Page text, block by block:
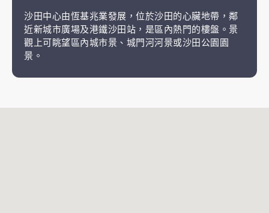
沙田中心由恆基兆業發展，位於沙田的心臟地帶，鄰
近新城市廣場及港鐵沙田站，是區內熱門的樓盤。景
觀上可眺望區內城市景、城門河河景或沙田公園園
景。